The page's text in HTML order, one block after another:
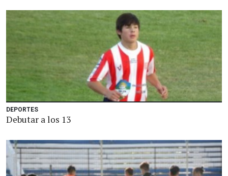
DEPORTES
Debutar a los 13